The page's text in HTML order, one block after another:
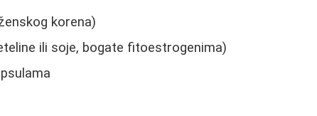
korena)
ili soje, bogate fitoestrogenima)